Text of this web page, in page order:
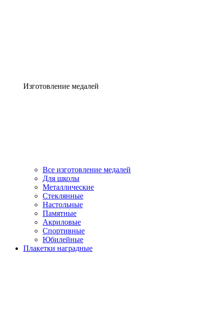
Изготовление медалей
Все изготовление медалей
Для школы
Металлические
Стеклянные
Настольные
Памятные
Акриловые
Спортивные
Юбилейные
Плакетки наградные